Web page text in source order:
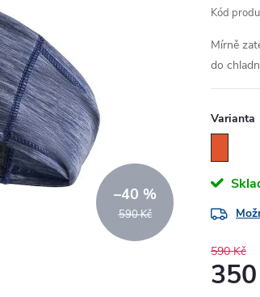
590 Kč
–40 %
Kód
Mírně
do
Varianta
590 Kč